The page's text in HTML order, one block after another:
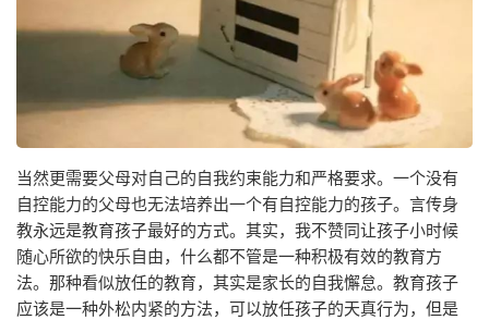
当然更需要父母对自己的自我约束能力和严格要求。一个没有
自控能力的父母也无法培养出一个有自控能力的孩子。言传身
教永远是教育孩子最好的方式。其实，我不赞同让孩子小时候
随心所欲的快乐自由，什么都不管是一种积极有效的教育方
法。那种看似放任的教育，其实是家长的自我懈怠。教育孩子
应该是一种外松内紧的方法，可以放任孩子的天真行为，但是